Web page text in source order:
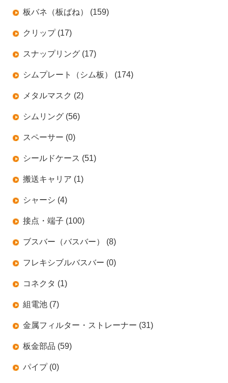
板バネ（板ばね） (159)
クリップ (17)
スナップリング (17)
シムプレート（シム板） (174)
メタルマスク (2)
シムリング (56)
スペーサー (0)
シールドケース (51)
搬送キャリア (1)
シャーシ (4)
接点・端子 (100)
ブスバー（バスバー） (8)
フレキシブルバスバー (0)
コネクタ (1)
組電池 (7)
金属フィルター・ストレーナー (31)
板金部品 (59)
パイプ (0)